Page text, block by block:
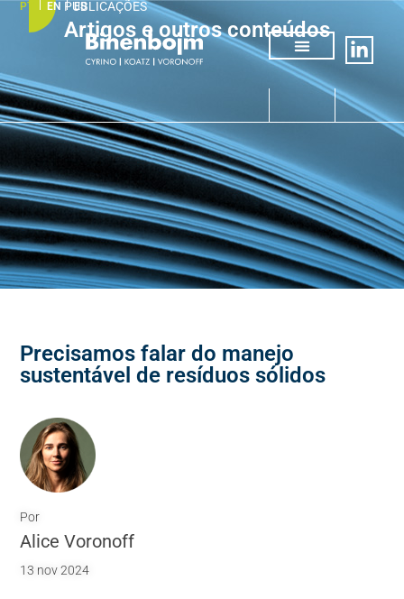
PT EN ES
PUBLICAÇÕES
Artigos e outros conteúdos
Precisamos falar do manejo
sustentável de resíduos sólidos
Por
Alice Voronoff
13 nov 2024